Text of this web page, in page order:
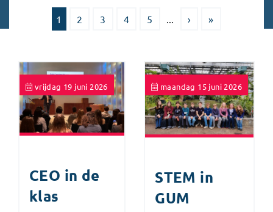
1 2 3 4 5 › »
vrijdag 19 juni 2026
CEO in de
klas
maandag 15 juni 2026
STEM in
GUM